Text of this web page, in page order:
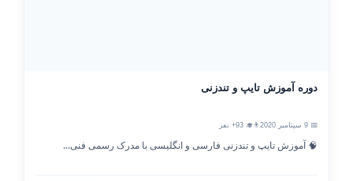
دوره آموزش تایپ و تندزنی
📅 9 سپتامبر 2020 👨‍🎓 93+ نفر
🧠 آموزش تایپ و تندزنی فارسی و انگلیسی با مدرک رسمی فنی...